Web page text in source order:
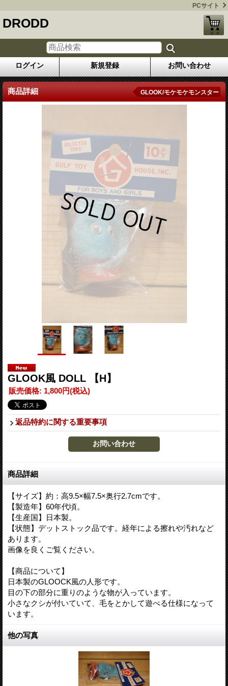
PCサイト
DRODD
ログイン 新規登録 お問い合わせ
商品詳細 GLOOK/モケモケモンスター
GLOOK風 DOLL 【H】
販売価格: 1,800円(税込)
返品特約に関する重要事項
商品詳細
【サイズ】約：高9.5×幅7.5×奥行2.7cmです。
【製造年】60年代頃。
【生産国】日本製。
【状態】デットストック品です。経年による擦れや汚れなど
あります。
画像を良くご覧ください。
【商品について】
日本製のGLOOCK風の人形です。
目の下の部分に重りのような物が入っています。
小さなクシが付いていて、毛をとかして遊べる仕様になって
います。
他の写真